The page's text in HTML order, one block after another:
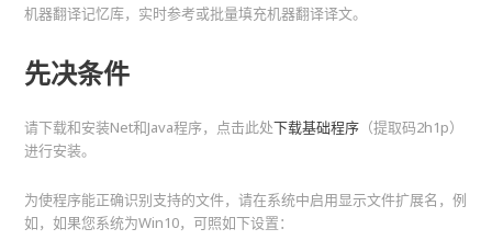
机器翻译记忆库，实时参考或批量填充机器翻译译文。
先决条件
请下载和安装Net和Java程序，点击此处下载基础程序 （提取码2h1p）
进行安装。
为使程序能正确识别支持的文件，请在系统中启用显示文件扩展名，例
如，如果您系统为Win10，可照如下设置：